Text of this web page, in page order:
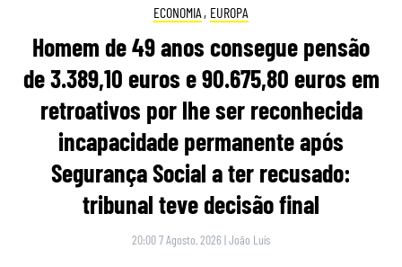
ECONOMIA , EUROPA
Homem de 49 anos consegue pensão
de 3.389,10 euros e 90.675,80 euros em
retroativos por lhe ser reconhecida
incapacidade permanente após
Segurança Social a ter recusado:
tribunal teve decisão final
20:00 7 Agosto, 2026 |João Luís